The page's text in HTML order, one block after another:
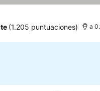
(1.205 puntuaciones) a